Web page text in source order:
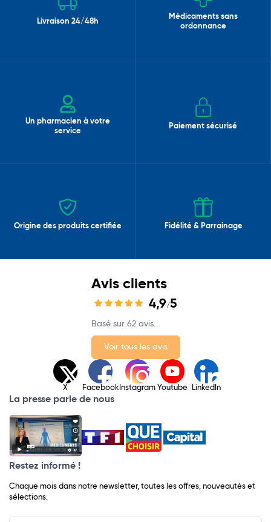
Livraison 24/48h
Médicaments sans
ordonnance
Un pharmacien à votre
service
Paiement sécurisé
Origine des produits certifiée Fidélité & Parrainage
Avis clients
4,9/5
Basé sur 62 avis.
Voir tous les avis
X Facebook Instagram Youtube LinkedIn
La presse parle de nous
Restez informé !
Chaque mois dans notre newsletter, toutes les offres, nouveautés et
sélections.
Input